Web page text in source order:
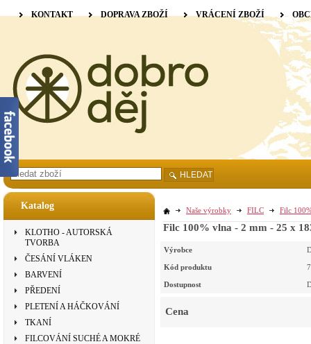
Katalog
KLOTHO - AUTORSKÁ
TVORBA
ČESÁNÍ VLÁKEN
BARVENÍ
PŘEDENÍ
PLETENÍ A HÁČKOVÁNÍ
TKANÍ
FILCOVÁNÍ SUCHÉ A MOKRÉ
Naše výrobky FILC Filc
Filc 100% vlna - 2 mm - 25 x
Výrobce
Kód produktu
Dostupnost
Cena
KONTAKT DOPRAVA ZBOŽÍ VRÁCENÍ ZBOŽÍ
HLEDAT